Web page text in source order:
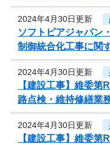
2024年4月30日更新
ソフトピアジャパン
制御統合化工事に関
2024年4月30日更新
【建設工事】維委第
路点検・維持修繕業
2024年4月30日更新
【建設工事】維委第